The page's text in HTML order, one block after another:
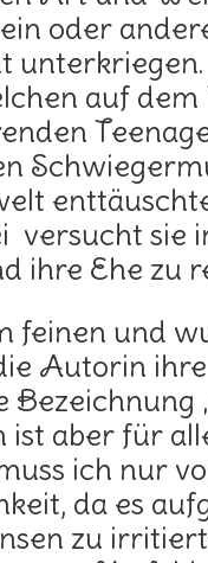
oder
unterkriegen.
auf
versucht sie
ihre Ehe zu
feinen und
Autorin
ist aber für
ich nur
da es
zu